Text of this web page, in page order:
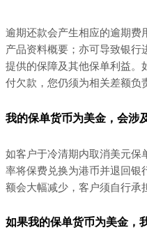
逾期还款会产生相应的逾期费
产品资料概要；亦可导致银行
提供的保障及其他保单利益。
付欠款，您仍须为相关差额负
我的保单货币为美金，会涉
如客户于冷清期内取消美元保
率将保费兑换为港币并退回银
额会大幅减少，客户须自行承
如果我的保单货币为美金，